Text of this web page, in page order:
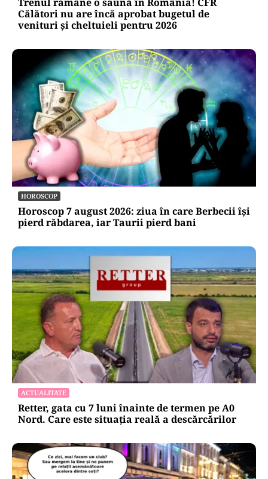
Călători nu are încă aprobat bugetul de
venituri și cheltuieli pentru 2026
HOROSCOP
Horoscop 7 august 2026: ziua în care Berbecii își
pierd răbdarea, iar Taurii pierd bani
ACTUALITATE
Retter, gata cu 7 luni înainte de termen pe A0
Nord. Care este situația reală a descărcărilor